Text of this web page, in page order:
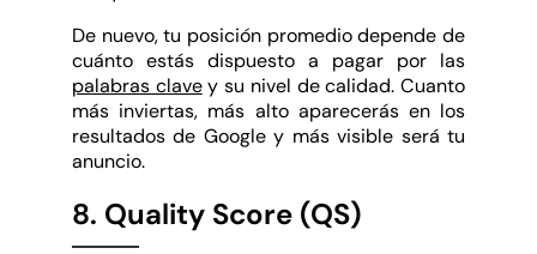
De nuevo, tu posición promedio depende de
cuánto estás dispuesto a pagar por las
palabras clavey su nivel de calidad. Cuanto
más inviertas, más alto aparecerás en los
resultados de Google y más visible será tu
anuncio.
8. Quality Score (QS)